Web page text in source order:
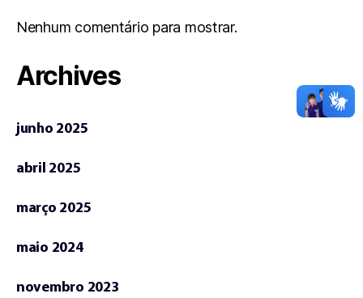
Nenhum comentário para mostrar.
Archives
junho 2025
abril 2025
março 2025
maio 2024
novembro 2023